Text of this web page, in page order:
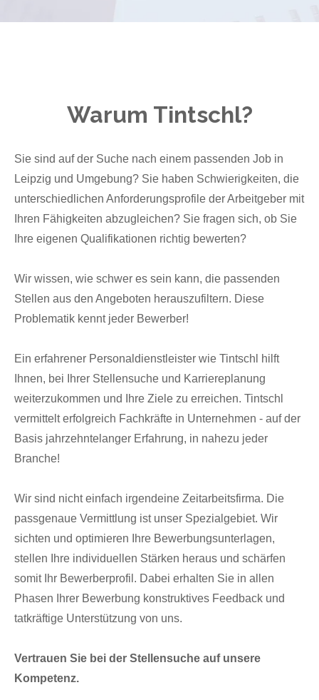
Warum Tintschl?
Sie sind auf der Suche nach einem passenden Job in
Leipzig und Umgebung? Sie haben Schwierigkeiten, die
unterschiedlichen Anforderungsprofile der Arbeitgeber mit
Ihren Fähigkeiten abzugleichen? Sie fragen sich, ob Sie
Ihre eigenen Qualifikationen richtig bewerten?
Wir wissen, wie schwer es sein kann, die passenden
Stellen aus den Angeboten herauszufiltern. Diese
Problematik kennt jeder Bewerber!
Ein erfahrener Personaldienstleister wie Tintschl hilft
Ihnen, bei Ihrer Stellensuche und Karriereplanung
weiterzukommen und Ihre Ziele zu erreichen. Tintschl
vermittelt erfolgreich Fachkräfte in Unternehmen - auf der
Basis jahrzehntelanger Erfahrung, in nahezu jeder
Branche!
Wir sind nicht einfach irgendeine Zeitarbeitsfirma. Die
passgenaue Vermittlung ist unser Spezialgebiet. Wir
sichten und optimieren Ihre Bewerbungsunterlagen,
stellen Ihre individuellen Stärken heraus und schärfen
somit Ihr Bewerberprofil. Dabei erhalten Sie in allen
Phasen Ihrer Bewerbung konstruktives Feedback und
tatkräftige Unterstützung von uns.
Vertrauen Sie bei der Stellensuche auf unsere
Kompetenz.